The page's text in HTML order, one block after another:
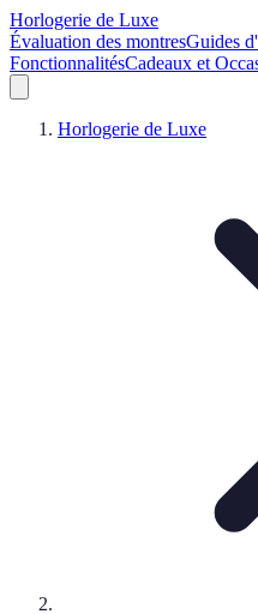
Horlogerie de Luxe
Évaluation des montresGuides
FonctionnalitésCadeaux et
Horlogerie de Luxe